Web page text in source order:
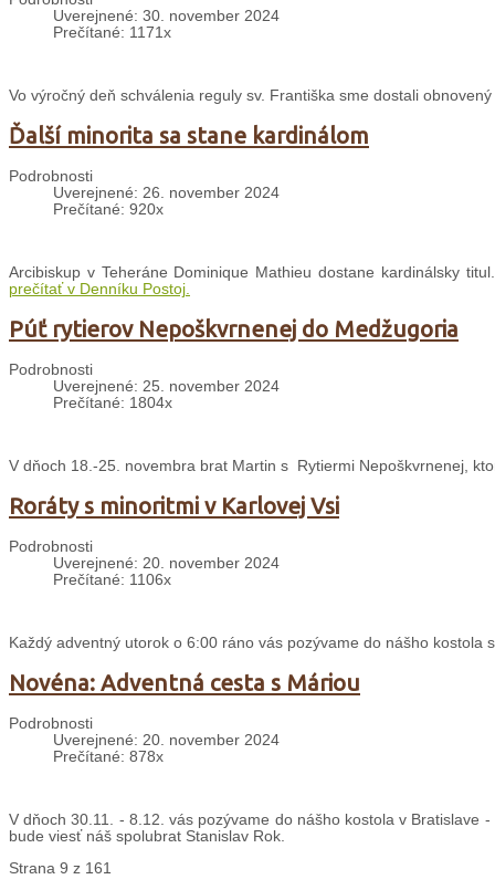
Uverejnené: 30. november 2024
Prečítané: 1171x
Vo výročný deň schválenia reguly sv. Františka sme dostali
Ďalší minorita sa stane kardinálom
Podrobnosti
Uverejnené: 26. november 2024
Prečítané: 920x
Arcibiskup v Teheráne Dominique Mathieu dostane kardinálsky
prečítať v Denníku Postoj.
Púť rytierov Nepoškvrnenej do Medžugoria
Podrobnosti
Uverejnené: 25. november 2024
Prečítané: 1804x
V dňoch 18.-25. novembra brat Martin s Rytiermi Nepoškvrnenej,
Roráty s minoritmi v Karlovej Vsi
Podrobnosti
Uverejnené: 20. november 2024
Prečítané: 1106x
Každý adventný utorok o 6:00 ráno vás pozývame do nášho
Novéna: Adventná cesta s Máriou
Podrobnosti
Uverejnené: 20. november 2024
Prečítané: 878x
V dňoch 30.11. - 8.12. vás pozývame do nášho kostola v Bratislave
bude viesť náš spolubrat Stanislav Rok.
Strana 9 z 161